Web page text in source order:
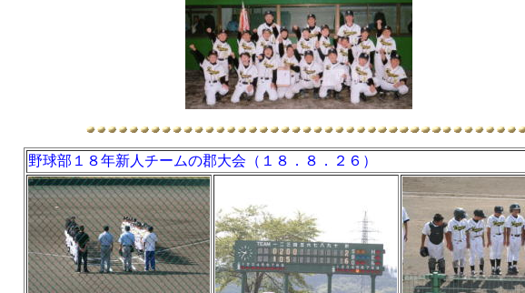
野球部１８年新人チームの郡大会（１８．８．２６）